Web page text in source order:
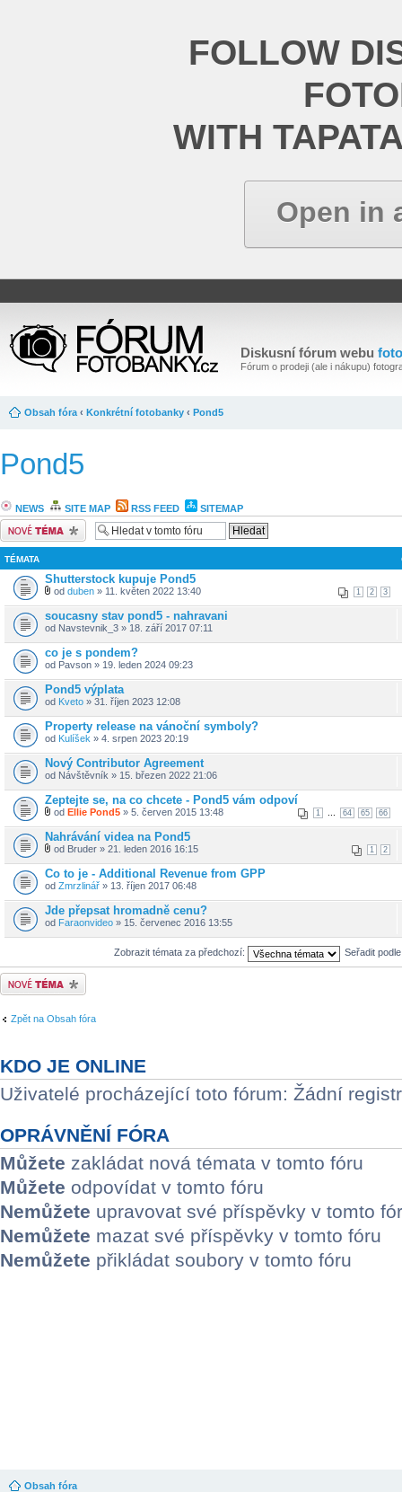
FOLLOW
WITH
Open in
Diskusní fórum webu
Fórum o prodeji (ale i nákupu)
Obsah fóra ‹ Konkrétní fotobanky ‹ Pond5
Pond5
NEWS SITE MAP RSS FEED
SITEMAP
Odeslat nové téma
TÉMATA
Shutterstock kupuje Pond5
1 2 3
od duben » 11. květen 2022 13:40
soucasny stav pond5 - nahravani
od Navstevnik_3 » 18. září 2017 07:11
co je s pondem?
od Pavson » 19. leden 2024 09:23
Pond5 výplata
od Kveto » 31. říjen 2023 12:08
Property release na vánoční symboly?
od Kulíšek » 4. srpen 2023 20:19
Nový Contributor Agreement
od Návštěvník » 15. březen 2022 21:06
Zeptejte se, na co chcete - Pond5 vám odpoví
1 64 65 66
od Ellie Pond5 » 5. červen 2015 13:48
Nahrávání videa na Pond5
1 2
od Bruder » 21. leden 2016 16:15
Co to je - Additional Revenue from GPP
od Zmrzlinář » 13. říjen 2017 06:48
Jde přepsat hromadně cenu?
od Faraonvideo » 15. červenec 2016 13:55
Zobrazit témata za předchozí: Seřadit
Odeslat nové téma
Zpět na Obsah fóra
KDO JE ONLINE
Uživatelé procházející toto fórum: Žádní
OPRÁVNĚNÍ FÓRA
Můžete zakládat nová témata v tomto fóru
Můžete odpovídat v tomto fóru
Nemůžete upravovat své příspěvky v tomto
Nemůžete mazat své příspěvky v tomto fóru
Nemůžete přikládat soubory v tomto fóru
Obsah fóra